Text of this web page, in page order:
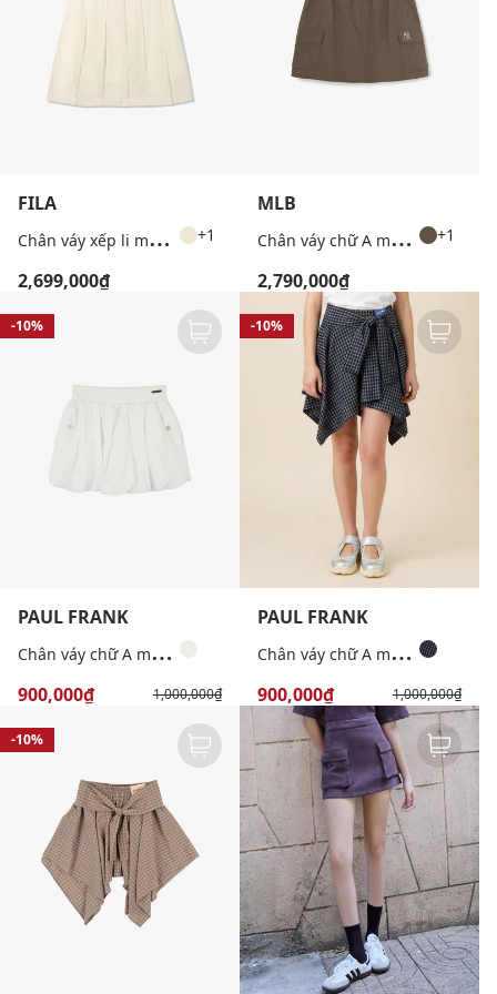
FILA
C
hân váy xếp li midi lưng thun +1
2,699,000₫
MLB
C
hân váy chữ A mini Gorpcore Volume +1
2,790,000₫
-10%
PAUL FRANK
C
hân váy chữ A mini dáng phồng
900,000₫ 1,000,000₫
-10%
PAUL FRANK
C
hân váy chữ A mini bất đối xứng kẻ caro
900,000₫ 1,000,000₫
-10%